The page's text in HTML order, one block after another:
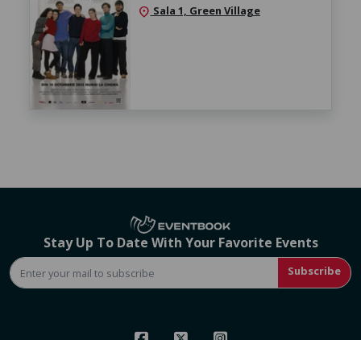
location_on Sala 1, Green Village
Stay Up To Date With Your Favorite Events
Subscribe